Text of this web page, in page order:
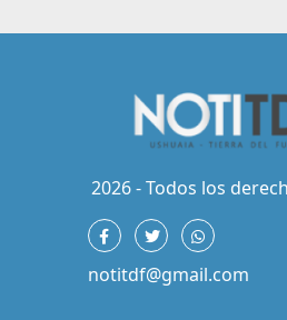
2026 - Todos los
notitdf@gmail.com